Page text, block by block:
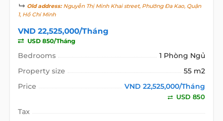
Old address:Nguyễn Thị Minh Khai street, Phường Đa Kao, Quận
1, Hồ Chí Minh
VND 22,525,000/Tháng
USD 850/Tháng
Bedrooms
1 Phòng Ngủ
Property size
55 m2
Price
VND 22,525,000/Tháng
USD 850
Tax